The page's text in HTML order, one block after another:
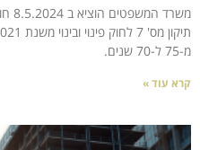
מ-75 ל-70 שנים.
קרא עוד »